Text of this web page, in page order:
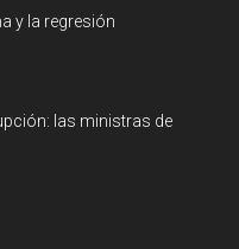
y la regresión
las ministras de